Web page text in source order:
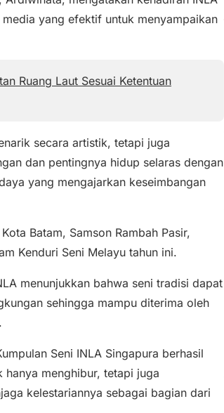
yang efektif untuk menyampaikan
Ruang Laut Sesuai Ketentuan
secara artistik, tetapi juga
dan pentingnya hidup selaras dengan
yang mengajarkan keseimbangan
Batam, Samson Rambah Pasir,
Kenduri Seni Melayu tahun ini.
menunjukkan bahwa seni tradisi dapat
sehingga mampu diterima oleh
Seni INLA Singapura berhasil
menghibur, tetapi juga
kelestariannya sebagai bagian dari